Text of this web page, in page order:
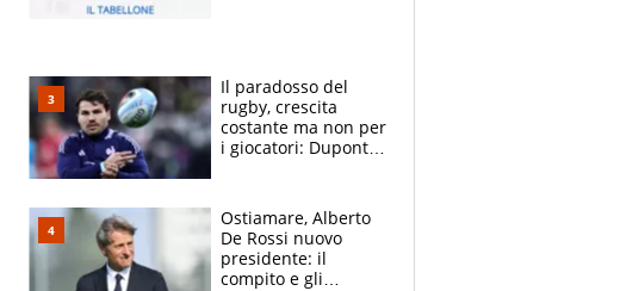
Il paradosso del
rugby, crescita
costante ma non per
i giocatori: Dupont
solo 1,4 milioni
all'anno
Ostiamare, Alberto
De Rossi nuovo
presidente: il
compito e gli